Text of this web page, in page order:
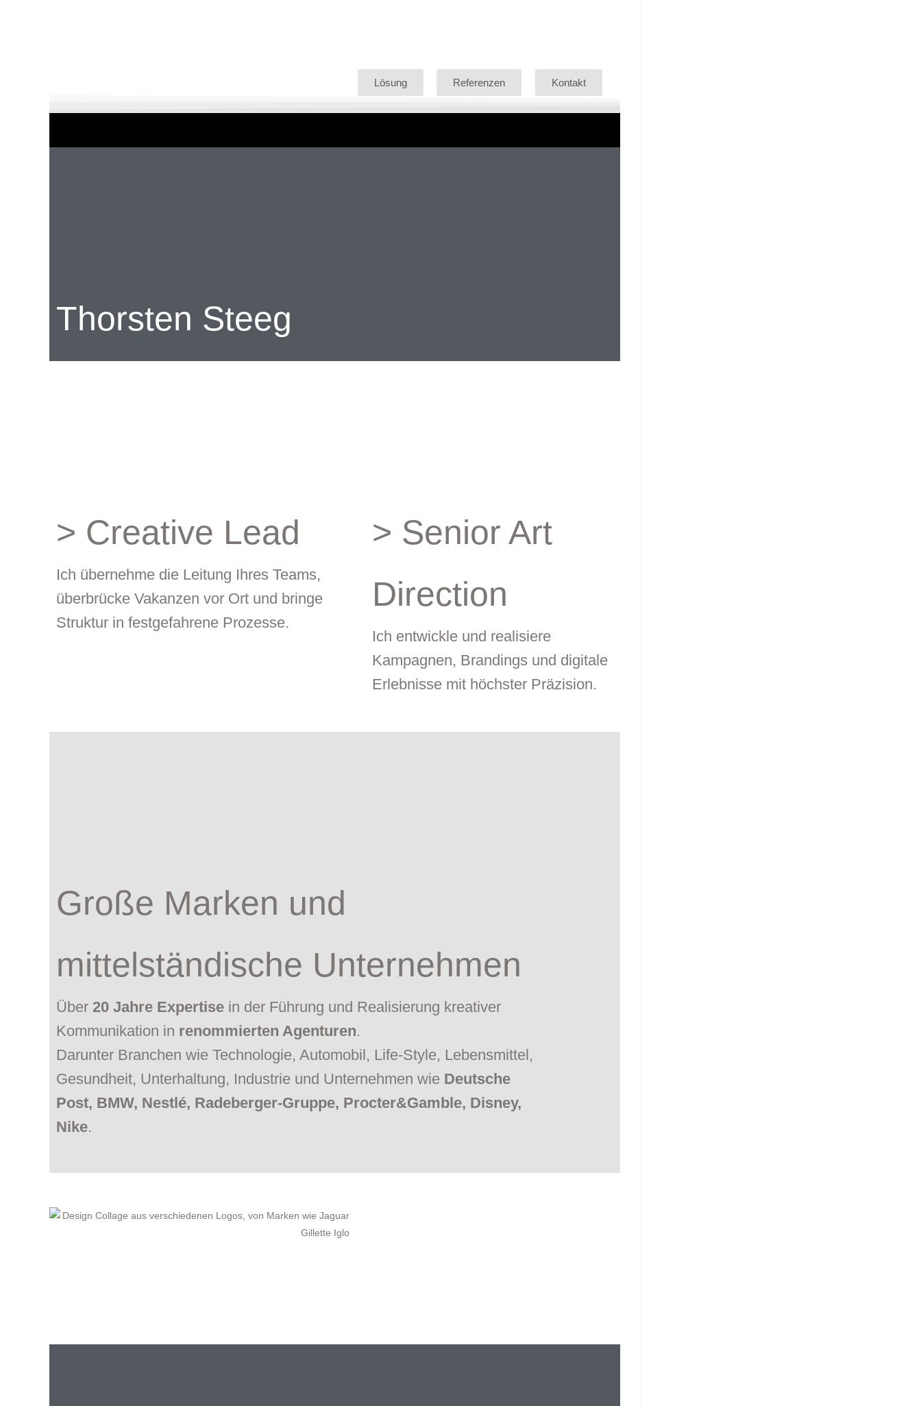
Lösung Referenzen Kontakt
Thorsten Steeg
> Creative Lead
Ich übernehme die Leitung Ihres Teams,
überbrücke Vakanzen vor Ort und bringe
Struktur in festgefahrene Prozesse.
> Senior Art
Direction
Ich entwickle und realisiere
Kampagnen, Brandings und digitale
Erlebnisse mit höchster Präzision.
Große Marken und
mittelständische Unternehmen
Über 20 Jahre Expertise in der Führung und Realisierung kreativer
Kommunikation in renommierten Agenturen.
Darunter Branchen wie Technologie, Automobil, Life-Style, Lebensmittel,
Gesundheit, Unterhaltung, Industrie und Unternehmen wie Deutsche
Post, BMW, Nestlé, Radeberger-Gruppe, Procter&Gamble, Disney,
Nike.